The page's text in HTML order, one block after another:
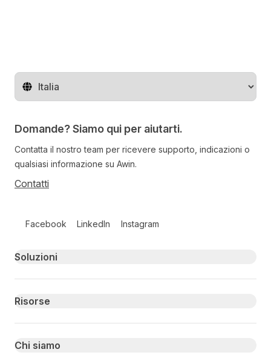
Cambia regione
Domande? Siamo qui per aiutarti.
Contatta il nostro team per ricevere supporto, indicazioni o
qualsiasi informazione su Awin.
Contatti
Facebook LinkedIn Instagram
Primary footer navigation
Soluzioni
Risorse
Chi siamo